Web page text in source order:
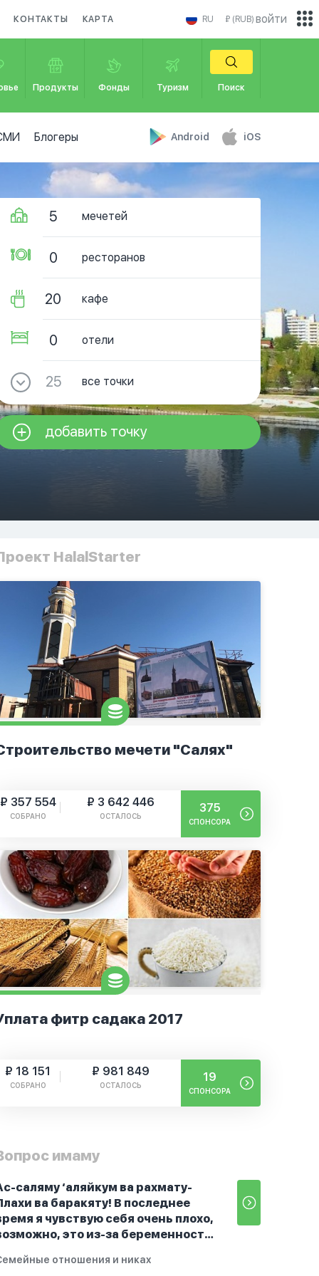
КОНТАКТЫ КАРТА RU ₽ (RUB)
Продукты Фонды Туризм Поиск
Блогеры Android iOS
войти
5 мечетей
0 ресторанов
20 кафе
0 отели
25 все точки
добавить точку
HalalStarter
мечети "Салях"
₽ 357 554
СОБРАНО
₽ 3 642 446
ОСТАЛОСЬ
375
СПОНСОРА
фитр садака 2017
₽ 18 151
СОБРАНО
₽ 981 849
ОСТАЛОСЬ
19
СПОНСОРА
имаму
саляму ‘аляйкум ва рахмату-
ва баракяту! В последнее
я чувствую себя очень плохо,
это из-за беременности.
со мной что-то происходит,он
отношения и никах